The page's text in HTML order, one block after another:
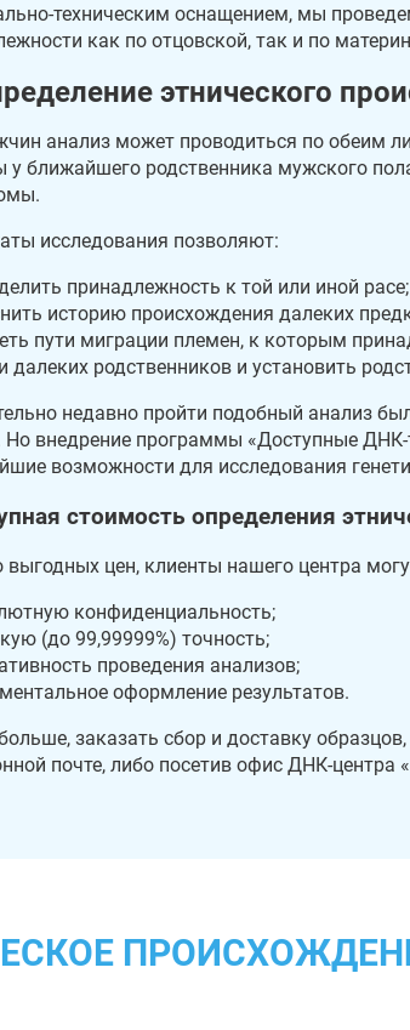
техническим оснащением, мы
как по отцовской, так и по
этнического
анализ может проводиться по обеим
у ближайшего родственника мужского
исследования позволяют:
принадлежность к той или иной расе;
историю происхождения далеких
пути миграции племен, к которым
далеких родственников и установить
недавно пройти подобный анализ
Но внедрение программы «Доступные
возможности для исследования
стоимость определения
цен, клиенты нашего центра
конфиденциальность;
(до 99,99999%) точность;
проведения анализов;
оформление результатов.
заказать сбор и доставку
почте, либо посетив офис ДНК-центра «